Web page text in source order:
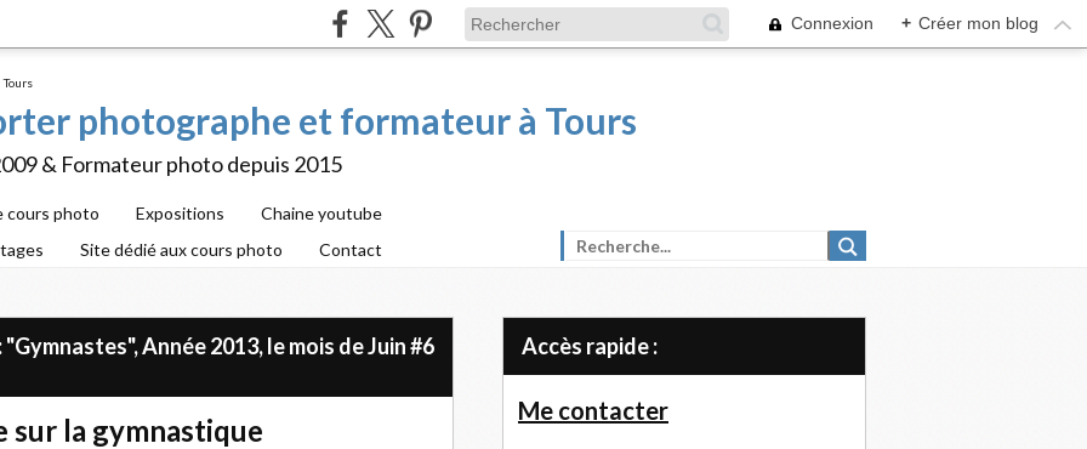
Connexion + Créer mon blog
photographe et formateur à Tours
& Formateur photo depuis 2015
cours photo Expositions
Chaine youtube
Site dédié aux cours photo Contact
Année 2013, le mois de Juin #6
sur la gymnastique
Accès rapide :
Me contacter